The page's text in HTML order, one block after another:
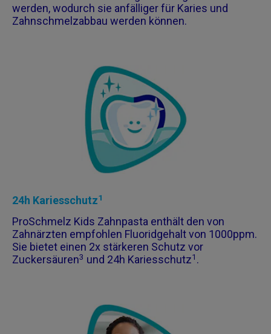
werden, wodurch sie anfälliger für Karies und
Zahnschmelzabbau werden können.
24h Kariesschutz1
ProSchmelz Kids Zahnpasta enthält den von
Zahnärzten empfohlen Fluoridgehalt von 1000ppm.
Sie bietet einen 2x stärkeren Schutz vor
Zuckersäuren3 und 24h Kariesschutz1 .